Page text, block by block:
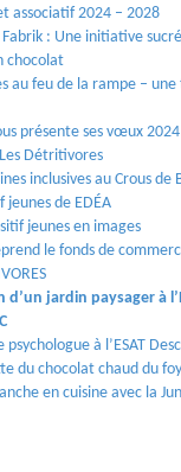
associatif 2024 – 2028
Fabrik : Une initiative
chocolat
au feu de la rampe –
présente ses vœux 2024
Les Détritivores
inclusives au Crous
jeunes de EDÉA
jeunes en images
le fonds de
d’un jardin paysager à
psychologue à l’ESAT
du chocolat chaud du
en cuisine avec la